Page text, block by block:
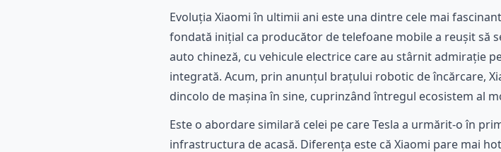
Evoluția Xiaomi în ultimii ani este una dintre cele mai
fondată inițial ca producător de telefoane mobile a reușit să
auto chineză, cu vehicule electrice care au stârnit admirație
integrată. Acum, prin anunțul brațului robotic de încărcare,
dincolo de mașina în sine, cuprinzând întregul ecosistem al
Este o abordare similară celei pe care Tesla a urmărit-o în
infrastructura de acasă. Diferența este că Xiaomi pare mai